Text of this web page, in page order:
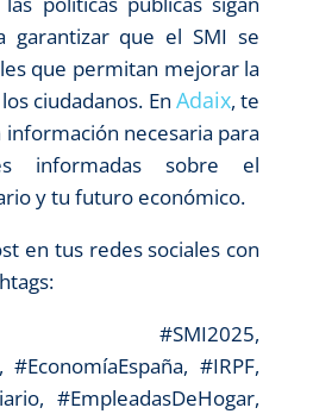
garantizar que el SMI se
que permitan mejorar la
ciudadanos. En Adaix, te
necesaria para
informadas sobre el
y tu futuro económico.
en tus redes sociales con
#SMI2025,
#IRPF,
#EmpleadasDeHogar,